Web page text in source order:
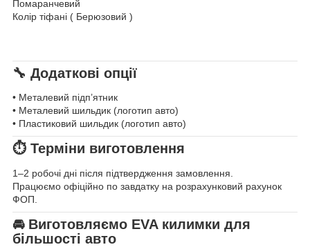
Помаранчевий
Колір тіфані ( Берюзовий )
🔧 Додаткові опції
• Металевий підп’ятник
• Металевий шильдик (логотип авто)
• Пластиковий шильдик (логотип авто)
⏱ Терміни виготовлення
1–2 робочі дні після підтвердження замовлення.
Працюємо офіційно по завдатку на розрахунковий рахунок
ФОП.
🚘 Виготовляємо EVA килимки для
більшості авто